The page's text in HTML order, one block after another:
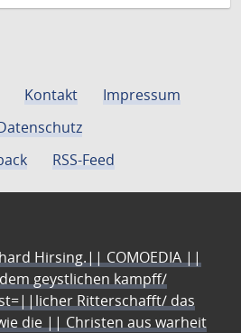
Kontakt
Impressum
RSS-Feed
Hirsing.|| COMOEDIA ||
geystlichen kampff/
Ritterschafft/ das
die || Christen aus warheit